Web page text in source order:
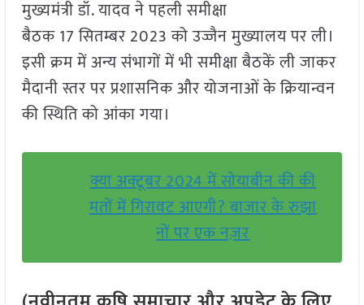
मुख्यमंत्री डॉ. यादव ने पहली समीक्षा
बैठक 17 सितम्बर 2023 को उज्जैन मुख्यालय पर ली।
इसी क्रम में अन्य संभागों में भी समीक्षा बैठकें ली जाकर
मैदानी स्तर पर प्रशासनिक और योजनाओं के क्रियान्वन
की स्थिति को आंका गया।
क्या अक्टूबर 2024 में सोयाबीन की की
मतों में गिरावट आएगी? बाजार के रुझा
नों पर एक नज़र